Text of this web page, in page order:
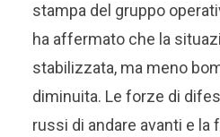
stampa del gruppo
ha affermato che la
stabilizzata, ma meno
diminuita. Le forze di
russi di andare avanti e la